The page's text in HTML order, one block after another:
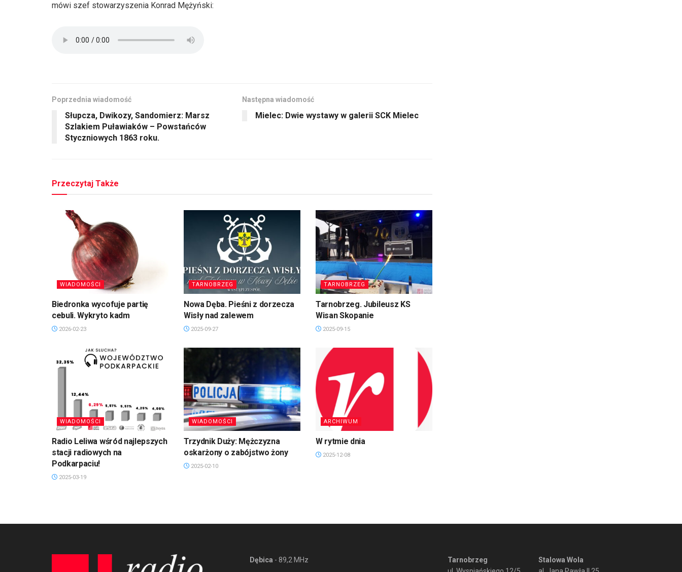
mówi szef stowarzyszenia Konrad Mężyński:
Poprzednia wiadomość
Słupcza, Dwikozy, Sandomierz: Marsz
Szlakiem Puławiaków – Powstańców
Styczniowych 1863 roku.
Następna wiadomość
Mielec: Dwie wystawy w galerii SCK Mielec
Przeczytaj Także
WIADOMOŚCI
Biedronka wycofuje partię
cebuli. Wykryto kadm
2026-02-23
TARNOBRZEG
Nowa Dęba. Pieśni z dorzecza
Wisły nad zalewem
2025-09-27
TARNOBRZEG
Tarnobrzeg. Jubileusz KS
Wisan Skopanie
2025-09-15
WIADOMOŚCI
Radio Leliwa wśród najlepszych
stacji radiowych na
Podkarpaciu!
2025-03-19
WIADOMOŚCI
Trzydnik Duży: Mężczyzna
oskarżony o zabójstwo żony
2025-02-10
ARCHIWUM
W rytmie dnia
2025-12-08
Dębica - 89,2 MHz
Tarnobrzeg
Stalowa Wola